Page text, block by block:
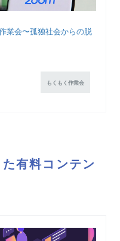
業会〜孤独社会からの脱
もくもく作業会
有料コンテン